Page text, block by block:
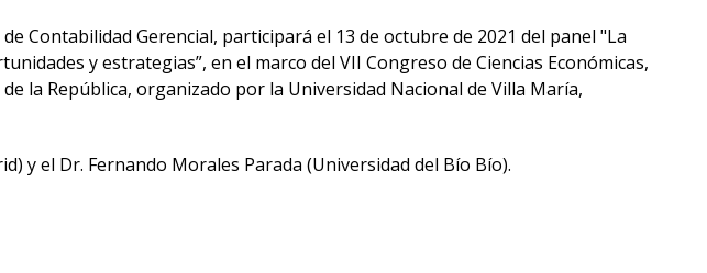
Eventos
anteriores
Contabilidad Gerencial, participará el 13 de octubre de 2021 del panel "La
y estrategias”, en el marco del VII Congreso de Ciencias Económicas,
la República, organizado por la Universidad Nacional de Villa María,
y el Dr. Fernando Morales Parada (Universidad del Bío Bío).